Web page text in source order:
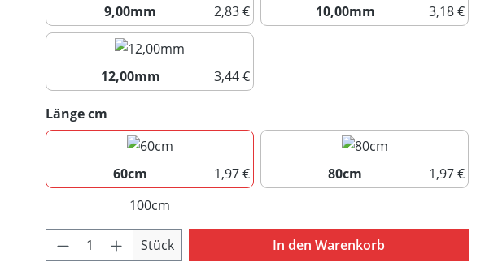
9,00mm
2,83 €
9,00mm
10,00mm
3,18 €
12,00mm
3,44 €
Länge cm
60cm
1,97 €
60cm
80cm
1,97 €
100cm
Produkt Anzahl: Gib den gewünschten Wert ein
Stück In den Warenkorb